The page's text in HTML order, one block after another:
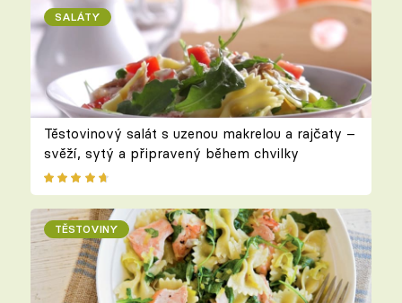
SALÁTY
Těstovinový salát s uzenou makrelou a rajčaty –
svěží, sytý a připravený během chvilky
TĚSTOVINY